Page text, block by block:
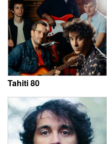
Tahiti 80